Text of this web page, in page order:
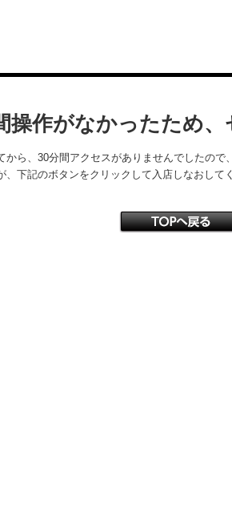
操作がなかったため
から、30分間アクセスがありませんでしたので
、下記のボタンをクリックして入店しなおして